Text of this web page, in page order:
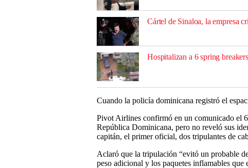
Cártel de Sinaloa, la empresa
Hospitalizan a 6 spring
Cuando la policía dominicana registró el
Pivot Airlines confirmó en un comunicado el
República Dominicana, pero no reveló sus
capitán, el primer oficial, dos tripulantes de
Aclaró que la tripulación “evitó un probable
peso adicional y los paquetes inflamables que